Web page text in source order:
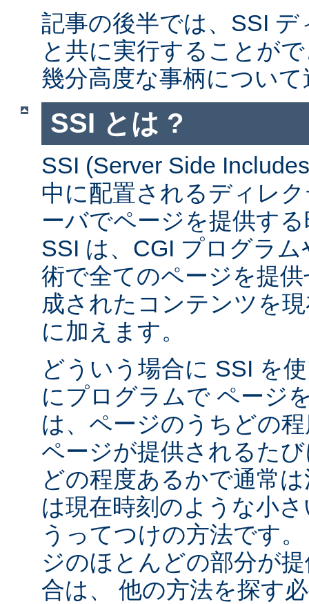
記事の後半では、SSI
と共に実行することが
幾分高度な事柄につい
SSI とは ?
SSI (Server Side
中に配置されるディレ
ーバでページを提供す
SSI は、CGI プログラ
術で全てのページを提
成されたコンテンツを
に加えます。
どういう場合に SSI を
にプログラムで ページ
は、ページのうちどの
ページが提供されるた
どの程度あるかで通常
は現在時刻のような小
うってつけの方法です
ジのほとんどの部分が
合は、 他の方法を探す